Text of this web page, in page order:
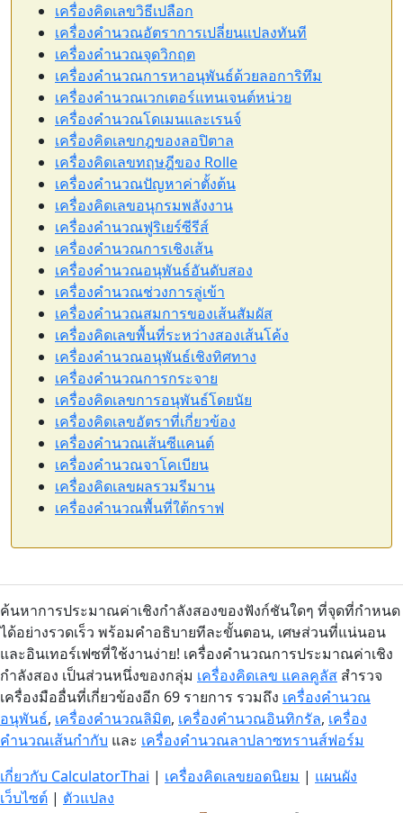
เครื่องคิดเลขวิธีเปลือก
เครื่องคำนวณอัตราการเปลี่ยนแปลงทันที
เครื่องคำนวณจุดวิกฤต
เครื่องคำนวณการหาอนุพันธ์ด้วยลอการิทึม
เครื่องคำนวณเวกเตอร์แทนเจนต์หน่วย
เครื่องคำนวณโดเมนและเรนจ์
เครื่องคิดเลขกฎของลอปิตาล
เครื่องคิดเลขทฤษฎีของ Rolle
เครื่องคำนวณปัญหาค่าตั้งต้น
เครื่องคิดเลขอนุกรมพลังงาน
เครื่องคำนวณฟูริเยร์ซีรีส์
เครื่องคำนวณการเชิงเส้น
เครื่องคำนวณอนุพันธ์อันดับสอง
เครื่องคำนวณช่วงการลู่เข้า
เครื่องคำนวณสมการของเส้นสัมผัส
เครื่องคิดเลขพื้นที่ระหว่างสองเส้นโค้ง
เครื่องคำนวณอนุพันธ์เชิงทิศทาง
เครื่องคำนวณการกระจาย
เครื่องคิดเลขการอนุพันธ์โดยนัย
เครื่องคิดเลขอัตราที่เกี่ยวข้อง
เครื่องคำนวณเส้นซีแคนต์
เครื่องคำนวณจาโคเบียน
เครื่องคิดเลขผลรวมรีมาน
เครื่องคำนวณพื้นที่ใต้กราฟ
ค้นหาการประมาณค่าเชิงกำลังสองของฟังก์ชันใดๆ ที่จุดที่กำหนด
ได้อย่างรวดเร็ว พร้อมคำอธิบายทีละขั้นตอน, เศษส่วนที่แน่นอน
และอินเทอร์เฟซที่ใช้งานง่าย! เครื่องคำนวณการประมาณค่าเชิง
กำลังสอง เป็นส่วนหนึ่งของกลุ่ม เครื่องคิดเลข แคลคูลัส สำรวจ
เครื่องมืออื่นที่เกี่ยวข้องอีก 69 รายการ รวมถึง เครื่องคำนวณ
อนุพันธ์, เครื่องคำนวณลิมิต, เครื่องคำนวณอินทิกรัล, เครื่อง
คำนวณเส้นกำกับ และ เครื่องคำนวณลาปลาซทรานส์ฟอร์ม
เกี่ยวกับ CalculatorThai | เครื่องคิดเลขยอดนิยม | แผนผัง
เว็บไซต์ | ตัวแปลง